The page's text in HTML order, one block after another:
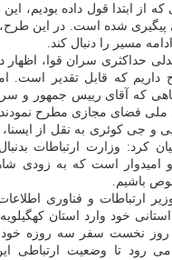
که از ابتدا قول داده بودیم،
پیگیری شده است. در این
مسیر را دنبال کند.
حداکثری سران قوا،
که قابل تقدیر است.
که آقای رییس جمهور و
فضای مجازی مطرح نمودند،
و جی کوئری به نقل از ایسنا،
کرد: وزارت ارتباطات
امیدوار است که به زودی
باشیم.
ارتباطات و فناوری
خود وارد استان
روز نخست سفر سه روزه خود
رود تا وضعیت ارتباطی